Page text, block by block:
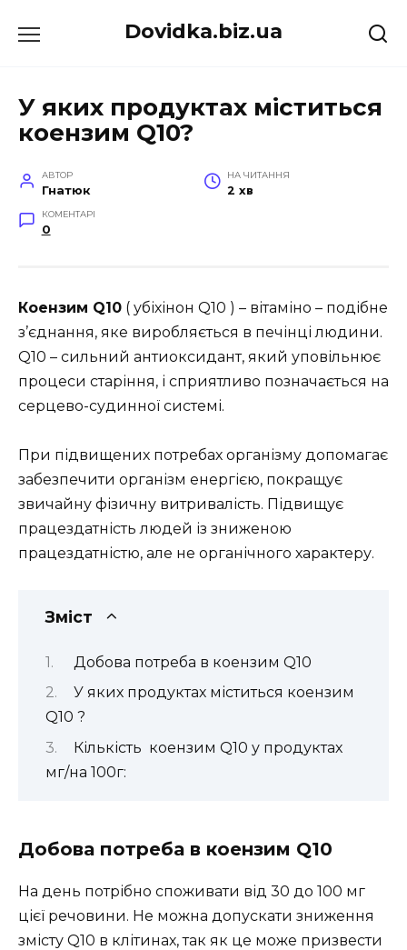
до
Dovidka.biz.ua
У яких продуктах міститься
коензим Q10?
АВТОР
Гнатюк
НА ЧИТАННЯ
2 хв
КОМЕНТАРІ
0
Коензим Q10 ( убіхінон Q10 ) – вітаміно – подібне
з’єднання, яке виробляється в печінці людини.
Q10 – сильний антиоксидант, який уповільнює
процеси старіння, і сприятливо позначається на
серцево-судинної системі.
При підвищених потребах організму допомагає
забезпечити організм енергією, покращує
звичайну фізичну витривалість. Підвищує
працездатність людей із зниженою
працездатністю, але не органічного характеру.
Зміст
Добова потреба в коензим Q10
У яких продуктах міститься коензим
Q10 ?
Кількість коензим Q10 у продуктах
мг/на 100г:
Добова потреба в коензим Q10
На день потрібно споживати від 30 до 100 мг
цієї речовини. Не можна допускати зниження
змісту Q10 в клітинах, так як це може призвести